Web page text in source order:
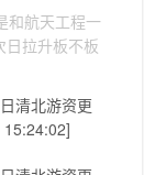
和航天工程一
日拉升板不板
清北游资更